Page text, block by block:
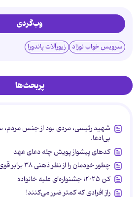
وب‌گردی
سرویس خواب نوزاد زیورآلات پاندورا
پربحث‌ها
شهید رئیسی، مردی بود از جنس مردم،
بی‌ادعا.
کدهای پیشواز پویش چله دعای عهد
چطور خودمان را از نظر ذهنی ۳۸ برابر قوی‌تر کنیم؟
کن ۲۰۲۵؛ جشنواره‌ای علیه خانواده
راز افرادی که کمتر ضرر می‌کنند!